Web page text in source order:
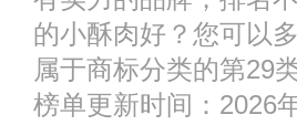
的小酥肉好？您可以
属于商标分类的第29
榜单更新时间：2026